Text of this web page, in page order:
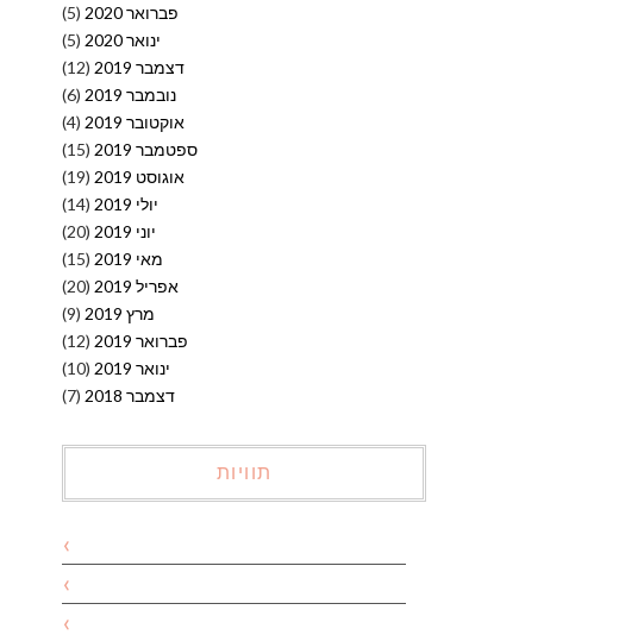
פברואר 2020
(5)
ינואר 2020
(5)
דצמבר 2019
(12)
נובמבר 2019
(6)
אוקטובר 2019
(4)
ספטמבר 2019
(15)
אוגוסט 2019
(19)
יולי 2019
(14)
יוני 2019
(20)
מאי 2019
(15)
אפריל 2019
(20)
מרץ 2019
(9)
פברואר 2019
(12)
ינואר 2019
(10)
דצמבר 2018
(7)
תוויות